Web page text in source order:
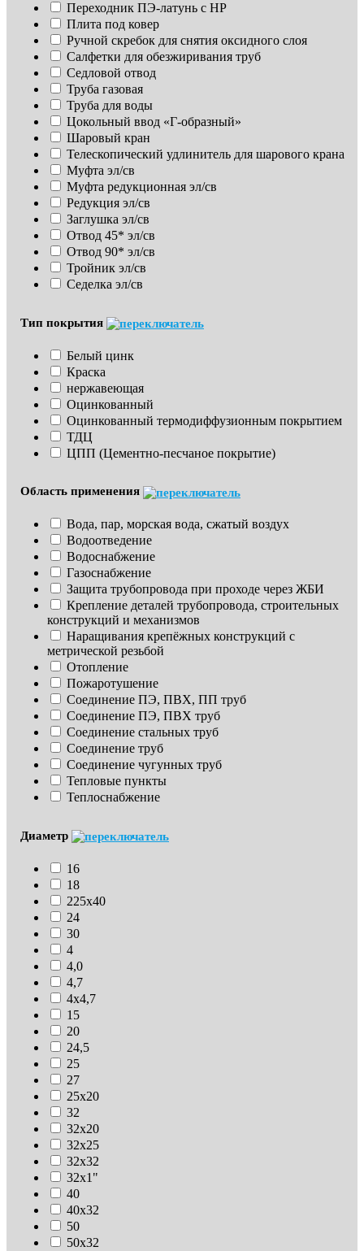
Переходник ПЭ-латунь с НР
Плита под ковер
Ручной скребок для снятия оксидного слоя
Салфетки для обезжиривания труб
Седловой отвод
Труба газовая
Труба для воды
Цокольный ввод «Г-образный»
Шаровый кран
Телескопический удлинитель для шарового крана
Муфта эл/св
Муфта редукционная эл/св
Редукция эл/св
Заглушка эл/св
Отвод 45* эл/св
Отвод 90* эл/св
Тройник эл/св
Седелка эл/св
Тип покрытия
Белый цинк
Краска
нержавеющая
Оцинкованный
Оцинкованный термодиффузионным покрытием
ТДЦ
ЦПП (Цементно-песчаное покрытие)
Область применения
Вода, пар, морская вода, сжатый воздух
Водоотведение
Водоснабжение
Газоснабжение
Защита трубопровода при проходе через ЖБИ
Крепление деталей трубопровода, строительных
конструкций и механизмов
Наращивания крепёжных конструкций с
метрической резьбой
Отопление
Пожаротушение
Соединение ПЭ, ПВХ, ПП труб
Соединение ПЭ, ПВХ труб
Соединение стальных труб
Соединение труб
Соединение чугунных труб
Тепловые пункты
Теплоснабжение
Диаметр
16
18
225х40
24
30
4
4,0
4,7
4х4,7
15
20
24,5
25
27
25х20
32
32х20
32х25
32х32
32х1"
40
40х32
50
50х32